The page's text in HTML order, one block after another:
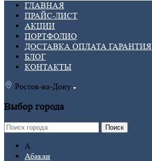
ГЛАВНАЯ
ПРАЙС-ЛИСТ
АКЦИИ
ПОРТФОЛИО
ДОСТАВКА ОПЛАТА ГАРАНТИЯ
БЛОГ
КОНТАКТЫ
Ростов-на-Дону
Выбор города
Поиск
А
Абакан